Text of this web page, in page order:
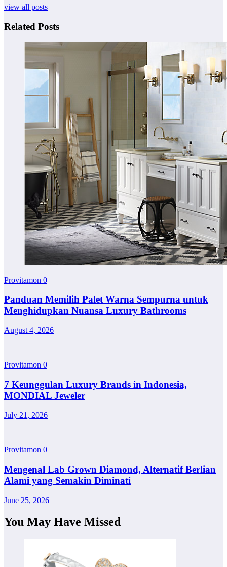
view all posts
Related Posts
Provitamon 0
Panduan Memilih Palet Warna Sempurna untuk
Menghidupkan Nuansa Luxury Bathrooms
August 4, 2026
Provitamon 0
7 Keunggulan Luxury Brands in Indonesia,
MONDIAL Jeweler
July 21, 2026
Provitamon 0
Mengenal Lab Grown Diamond, Alternatif Berlian
Alami yang Semakin Diminati
June 25, 2026
You May Have Missed